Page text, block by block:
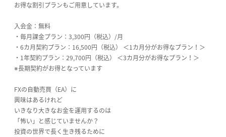
お得な割引プランもご用意しています。
入会金：無料
・毎月課金プラン：3,300円（税込）/月
・6カ月契約プラン：16,500円（税込） ＜1カ月分がお得なプラン！＞
・1年契約プラン：29,700円（税込） ＜3カ月分がお得なプラン！＞
※長期契約がお得となっています
FXの自動売買（EA）に
興味はあるけれど
いきなり大きなお金を運用するのは
「怖い」と感じていませんか？
投資の世界で長く生き残るために